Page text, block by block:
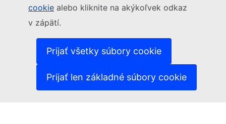
cookie alebo kliknite na akýkoľvek odkaz
v zápätí.
Prijať všetky súbory cookie
Prijať len základné súbory cookie
Kontakt(Externý odkaz)
Nahlásiť IT zraniteľnosť
Jazyky na našich webových stránkach(Externý odkaz)
Súbory cookies(Externý odkaz)
Politika ochrany osobných údajov
Právne upozornenie
(Externý odkaz)